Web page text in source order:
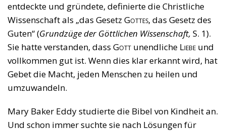
entdeckte und gründete, definierte die Christliche
Wissenschaft als „das Gesetz Gottes, das Gesetz des
Guten“ (Grundzüge der Göttlichen Wissenschaft, S. 1).
Sie hatte verstanden, dass Gott unendliche Liebe und
vollkommen gut ist. Wenn dies klar erkannt wird, hat
Gebet die Macht, jeden Menschen zu heilen und
umzuwandeln.
Mary Baker Eddy studierte die Bibel von Kindheit an.
Und schon immer suchte sie nach Lösungen für